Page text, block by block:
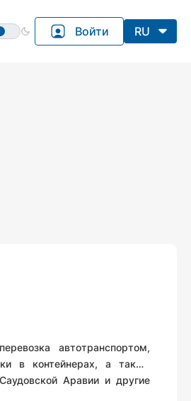
Войти RU
автотранспортом,
в контейнерах, а также
Аравии и другие